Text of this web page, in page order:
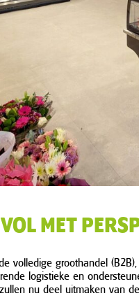
MET
volledige groothandel
logistieke en
nu deel uitmaken van